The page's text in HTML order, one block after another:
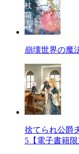
崩壊世界の魔
捨てられ公爵
5【電子書籍